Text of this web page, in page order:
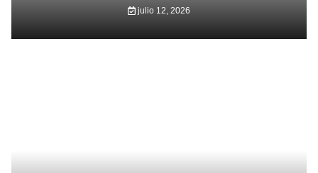
julio 12, 2026